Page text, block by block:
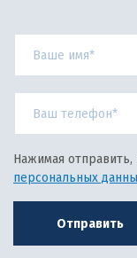
Нажимая отправить,
персональных
Отправить